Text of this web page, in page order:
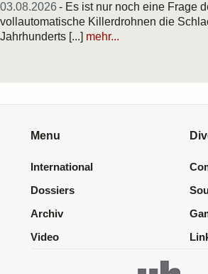
03.08.2026 - Es ist nur noch eine Frage
vollautomatische Killerdrohnen die
Jahrhunderts [...] mehr...
Menu
International
Dossiers
Archiv
Video